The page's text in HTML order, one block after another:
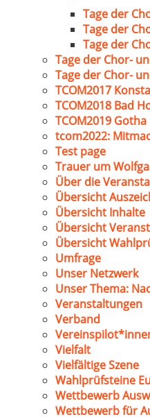
Tage der
Tage der
Tage der
Tage der Chor-
Tage der Chor-
TCOM2017
TCOM2018 Bad
TCOM2019 Gotha
tcom2022:
Test page
Trauer um
Über die
Übersicht
Übersicht Inhalte
Übersicht
Übersicht
Umfrage
Unser Netzwerk
Unser Thema:
Veranstaltungen
Verband
Vielfalt
Vielfältige Szene
Wahlprüfsteine
Wettbewerb
Wettbewerb für